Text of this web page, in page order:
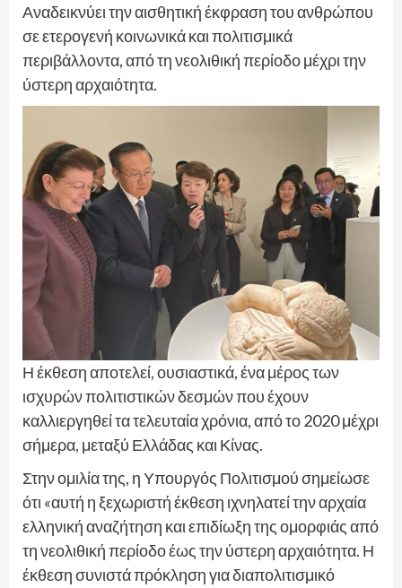
Αναδεικνύει την αισθητική έκφραση του ανθρώπου
σε ετερογενή κοινωνικά και πολιτισμικά
περιβάλλοντα, από τη νεολιθική περίοδο μέχρι την
ύστερη αρχαιότητα.
Η έκθεση αποτελεί, ουσιαστικά, ένα μέρος των
ισχυρών πολιτιστικών δεσμών που έχουν
καλλιεργηθεί τα τελευταία χρόνια, από το 2020 μέχρι
σήμερα, μεταξύ Ελλάδας και Κίνας.
Στην ομιλία της, η Υπουργός Πολιτισμού σημείωσε
ότι «αυτή η ξεχωριστή έκθεση ιχνηλατεί την αρχαία
ελληνική αναζήτηση και επιδίωξη της ομορφιάς από
τη νεολιθική περίοδο έως την ύστερη αρχαιότητα. Η
έκθεση συνιστά πρόκληση για διαπολιτισμικό